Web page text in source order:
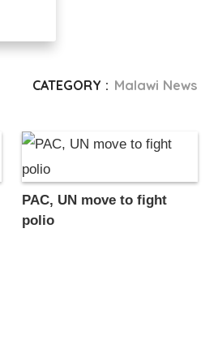
CATEGORY : Malawi News
PAC, UN move to fight
polio